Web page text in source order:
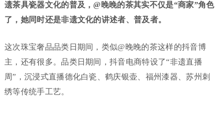
遗茶具瓷器文化的普及，@晚晚的茶其实不仅是“商家”角色
了，她同时还是非遗文化的讲述者、普及者。
这次珠宝奢品品类日期间，类似@晚晚的茶这样的抖音博
主，还有很多。品类日期间，抖音电商特设了“非遗直播
周”，沉浸式直播德化白瓷、鹤庆银壶、福州漆器、苏州刺
绣等传统手工艺。